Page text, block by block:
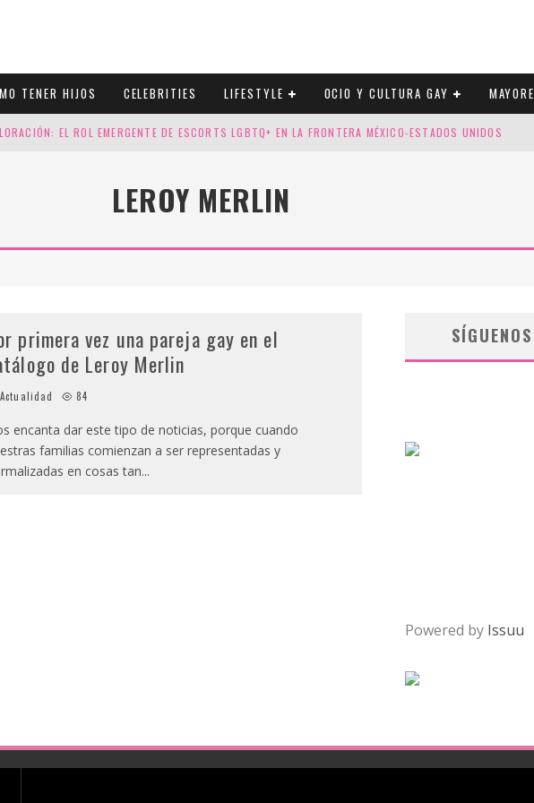
TENER HIJOS CELEBRITIES LIFESTYLE OCIO Y CULTURA GAY
EL ROL EMERGENTE DE ESCORTS LGBTQ+ EN LA FRONTERA MÉXICO-ESTADOS UNIDOS
CUATRO SELLOS QUE HONRAN LA HISTORIA LGTB
LEROY MERLIN
primera vez una pareja gay en el
de Leroy Merlin
Actualidad 84
encanta dar este tipo de noticias, porque cuando
familias comienzan a ser representadas y
en cosas tan...
Powered by Issuu